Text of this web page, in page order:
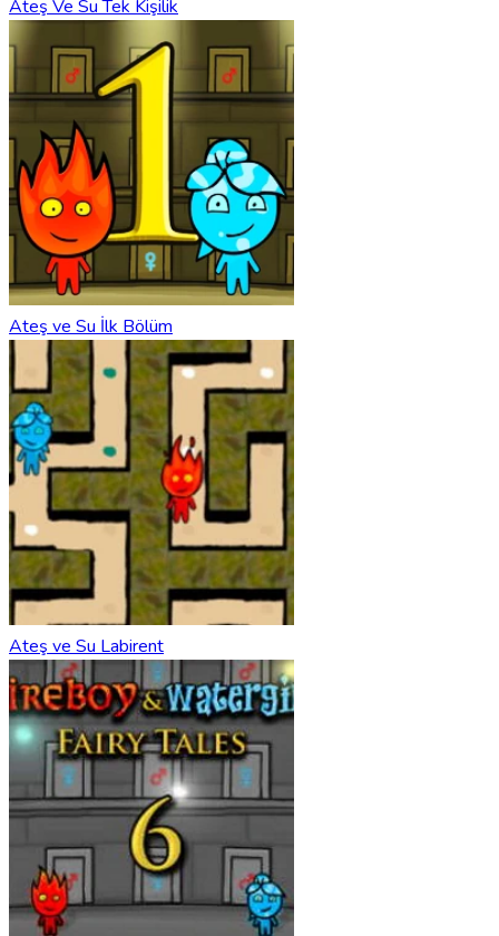
Ateş Ve Su Tek Kişilik
Ateş ve Su İlk Bölüm
Ateş ve Su Labirent